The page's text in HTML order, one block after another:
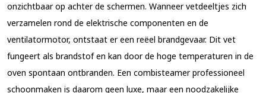
onzichtbaar op achter de schermen. Wanneer vetdeeltjes zich
verzamelen rond de elektrische componenten en de
ventilatormotor, ontstaat er een reëel brandgevaar. Dit vet
fungeert als brandstof en kan door de hoge temperaturen in de
oven spontaan ontbranden. Een combisteamer professioneel
schoonmaken is daarom geen luxe, maar een noodzakelijke